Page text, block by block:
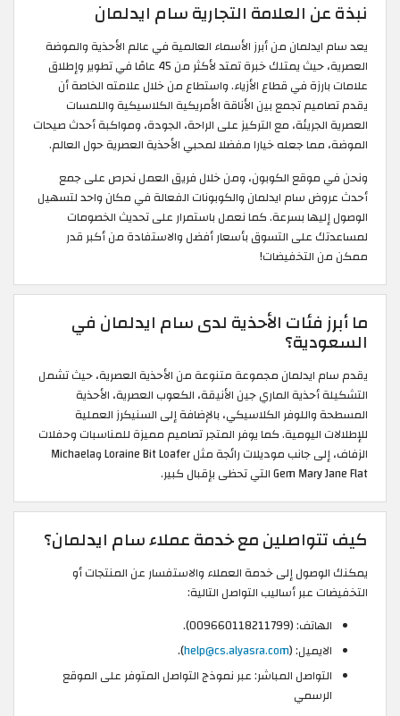
نبذة عن العلامة التجارية سام ايدلمان
يعد سام ايدلمان من أبرز الأسماء العالمية في عالم الأحذية والموضة
العصرية، حيث يمتلك خبرة تمتد لأكثر من 45 عامًا في تطوير وإطلاق
علامات بارزة في قطاع الأزياء. واستطاع من خلال علامته الخاصة أن
يقدم تصاميم تجمع بين الأناقة الأمريكية الكلاسيكية واللمسات
العصرية الجريئة، مع التركيز على الراحة، الجودة، ومواكبة أحدث صيحات
الموضة، مما جعله خيارا مفضلا لمحبي الأحذية العصرية حول العالم.
ونحن في موقع الكوبون، ومن خلال فريق العمل نحرص على جمع
أحدث عروض سام ايدلمان والكوبونات الفعالة في مكان واحد لتسهيل
الوصول إليها بسرعة. كما نعمل باستمرار على تحديث الخصومات
لمساعدتك على التسوق بأسعار أفضل والاستفادة من أكبر قدر
ممكن من التخفيضات!
ما أبرز فئات الأحذية لدى سام ايدلمان في
السعودية؟
يقدم سام ايدلمان مجموعة متنوعة من الأحذية العصرية، حيث تشمل
التشكيلة أحذية الماري جين الأنيقة، الكعوب العصرية، الأحذية
المسطحة واللوفر الكلاسيكي، بالإضافة إلى السنيكرز العملية
للإطلالات اليومية. كما يوفر المتجر تصاميم مميزة للمناسبات وحفلات
الزفاف، إلى جانب موديلات رائجة مثل Loraine Bit Loafer وMichaela
Gem Mary Jane Flat التي تحظى بإقبال كبير.
كيف تتواصلين مع خدمة عملاء سام ايدلمان؟
يمكنك الوصول إلى خدمة العملاء والاستفسار عن المنتجات أو
التخفيضات عبر أساليب التواصل التالية:
الهاتف: (009660118211799).
الايميل: (help@cs.alyasra.com
).
التواصل المباشر: عبر نموذج التواصل المتوفر على الموقع
الرسمي